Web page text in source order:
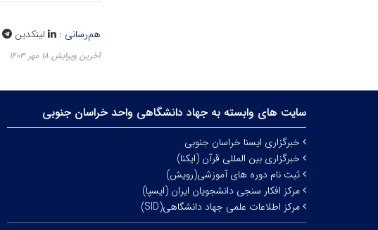
هم‌رسانی : لینکدین
آخرین ویرایش ۱۸ مهر ۱۴۰۳
سایت های وابسته به جهاد دانشگاهی واحد خراسان جنوبی
خبرگزاری ایسنا خراسان جنوبی
خبرگزاری بین المللی قرآن (ایکنا)
ثبت نام دوره های آموزشی(رویش)
مرکز افکار سنجی دانشجویان ایران (ایسپا)
مرکز اطلاعات علمی جهاد دانشگاهی(SID)